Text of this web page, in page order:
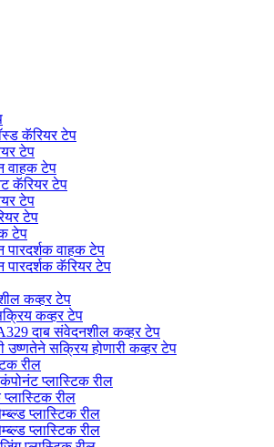
कॅरियर टेप
टेप
वाहक टेप
कॅरियर टेप
टेप
टेप
टेप
पारदर्शक वाहक टेप
पारदर्शक कॅरियर टेप
कव्हर टेप
कव्हर टेप
दाब संवेदनशील कव्हर टेप
उष्णतेने सक्रिय होणारी कव्हर टेप
रील
प्लास्टिक रील
रील
प्लास्टिक रील
प्लास्टिक रील